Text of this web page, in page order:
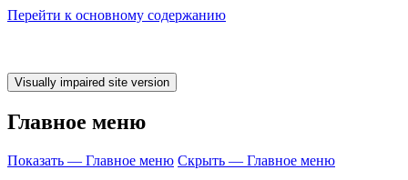
Перейти к основному содержанию
Главное меню
Показать — Главное меню Скрыть — Главное меню